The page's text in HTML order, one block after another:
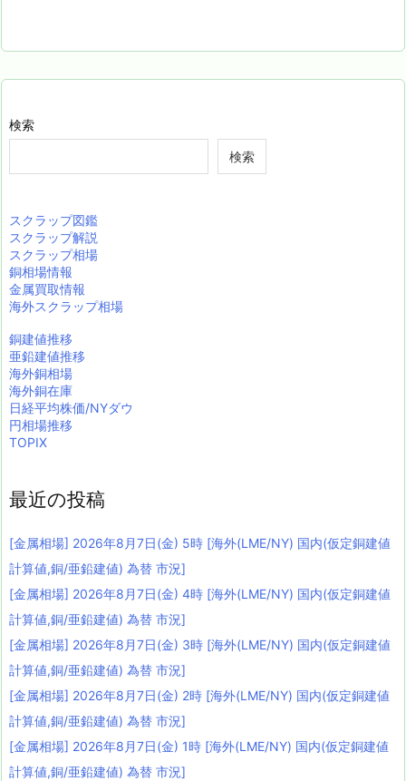
検索
検索
スクラップ図鑑
スクラップ解説
スクラップ相場
銅相場情報
金属買取情報
海外スクラップ相場
銅建値推移
亜鉛建値推移
海外銅相場
海外銅在庫
日経平均株価/NYダウ
円相場推移
TOPIX
最近の投稿
[金属相場] 2026年8月7日(金) 5時 [海外(LME/NY) 国内(仮定銅建値
計算値,銅/亜鉛建値) 為替 市況]
[金属相場] 2026年8月7日(金) 4時 [海外(LME/NY) 国内(仮定銅建値
計算値,銅/亜鉛建値) 為替 市況]
[金属相場] 2026年8月7日(金) 3時 [海外(LME/NY) 国内(仮定銅建値
計算値,銅/亜鉛建値) 為替 市況]
[金属相場] 2026年8月7日(金) 2時 [海外(LME/NY) 国内(仮定銅建値
計算値,銅/亜鉛建値) 為替 市況]
[金属相場] 2026年8月7日(金) 1時 [海外(LME/NY) 国内(仮定銅建値
計算値,銅/亜鉛建値) 為替 市況]